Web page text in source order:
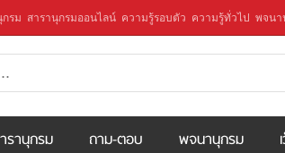
กรม สารานุกรมออนไลน์ ความรู้รอบตัว ความรู้ทั่วไป พจนา
รานุกรม ถาม-ตอบ พจนานุกรม